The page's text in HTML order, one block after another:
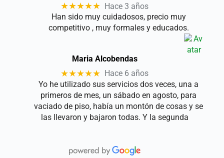
★★★★★ Hace 3 años
Han sido muy cuidadosos, precio muy
competitivo , muy formales y educados.
Maria Alcobendas
★★★★★
Hace 6 años
Yo he utilizado sus servicios dos veces, una a
primeros de mes, un sábado en agosto, para
vaciado de piso, había un montón de cosas y se
las llevaron y bajaron todas. Y la segunda